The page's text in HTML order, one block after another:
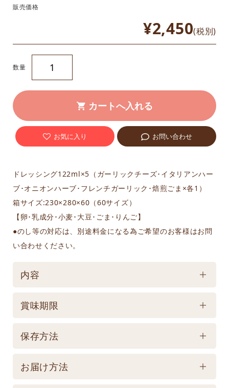
ドレッシング122ml×5（ガーリックチーズ･イタリアンハー
ブ･オニオンハーブ･フレンチガーリック･焙煎ごま×各1）
箱サイズ:230×280×60（60サイズ）
【卵･乳成分･小麦･大豆･ごま･りんご】
●のし等の対応は、別途料金になる為ご希望のお客様はお問
い合わせください。
販売価格
¥2,450(税別)
数量
お気に入り お問い合わせ
内容
ケース／入数
賞味期限
賞味期限
お届け商品とは異なります。】
保存方法
保存方法
お届け方法